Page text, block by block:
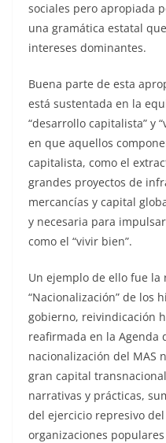
sociales pero apropiada
una gramática estatal
intereses dominantes.
Buena parte de esta
está sustentada en la
“desarrollo capitalista” y
en que aquellos
capitalista, como el
grandes proyectos de
mercancías y capital
y necesaria para
como el “vivir bien”.
Un ejemplo de ello fue la
“Nacionalización” de los
gobierno, reivindicación
reafirmada en la Agenda
nacionalización del MAS
gran capital
narrativas y prácticas,
del ejercicio represivo
organizaciones